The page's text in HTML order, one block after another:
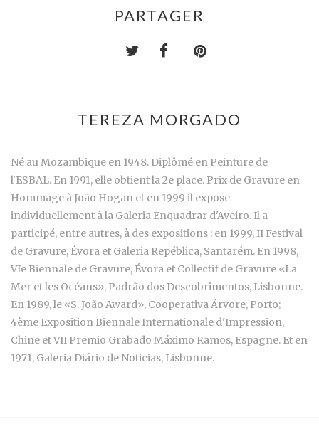
PARTAGER
TEREZA MORGADO
Né au Mozambique en 1948. Diplômé en Peinture de
l'ESBAL. En 1991, elle obtient la 2e place. Prix de Gravure en
Hommage à João Hogan et en 1999 il expose
individuellement à la Galeria Enquadrar d'Aveiro. Il a
participé, entre autres, à des expositions : en 1999, II Festival
de Gravure, Évora et Galeria Repéblica, Santarém. En 1998,
VIe Biennale de Gravure, Évora et Collectif de Gravure «La
Mer et les Océans», Padrão dos Descobrimentos, Lisbonne.
En 1989, le «S. João Award», Cooperativa Árvore, Porto;
4ème Exposition Biennale Internationale d'Impression,
Chine et VII Premio Grabado Máximo Ramos, Espagne. Et en
1971, Galeria Diário de Noticias, Lisbonne.